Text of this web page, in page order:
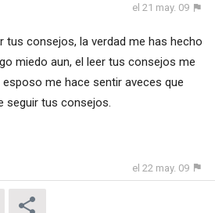
el 21 may. 09
tus consejos, la verdad me has hecho
miedo aun, el leer tus consejos me
me hace sentir aveces que
seguir tus consejos.
el 22 may. 09